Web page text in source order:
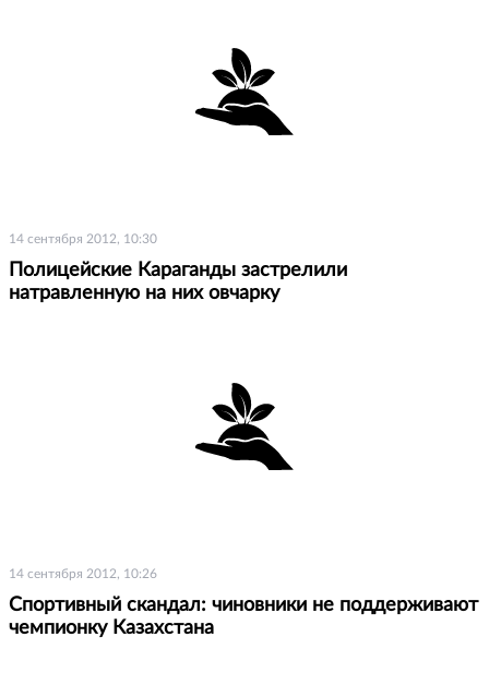
14 сентября 2012, 10:30
Полицейские Караганды застрелили
натравленную на них овчарку
14 сентября 2012, 10:26
Спортивный скандал: чиновники не поддерживают
чемпионку Казахстана